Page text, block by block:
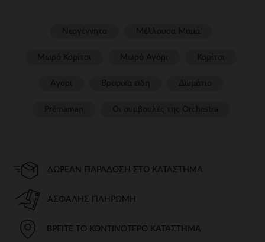
ΔΩΡΕΆΝ ΠΑΡΆΔΟΣΗ ΣΤΟ ΚΑΤΆΣΤΗΜΑ
ΑΣΦΑΛΉΣ ΠΛΗΡΩΜΉ
ΒΡΕΊΤΕ ΤΟ ΚΟΝΤΙΝΌΤΕΡΟ ΚΑΤΆΣΤΗΜΑ